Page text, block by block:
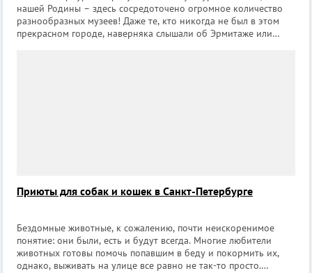
нашей Родины – здесь сосредоточено огромное количество
разнообразных музеев! Даже те, кто никогда не был в этом
прекрасном городе, наверняка слышали об Эрмитаже или
Приюты для собак и кошек в Санкт-Петербурге
Бездомные животные, к сожалению, почти неискоренимое
понятие: они были, есть и будут всегда. Многие любители
животных готовы помочь попавшим в беду и покормить их,
однако, выживать на улице все равно не так-то просто.